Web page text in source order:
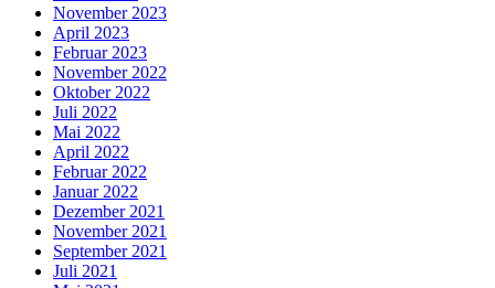
November 2023
April 2023
Februar 2023
November 2022
Oktober 2022
Juli 2022
Mai 2022
April 2022
Februar 2022
Januar 2022
Dezember 2021
November 2021
September 2021
Juli 2021